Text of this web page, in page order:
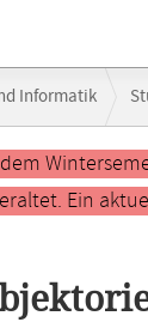
Informatik
Ein